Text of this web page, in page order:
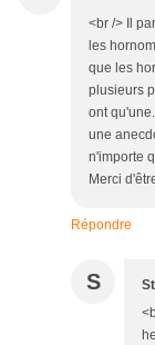
<br /> Il
les
que les
plusieurs
ont
une
n'importe
Merci
Répondre
S